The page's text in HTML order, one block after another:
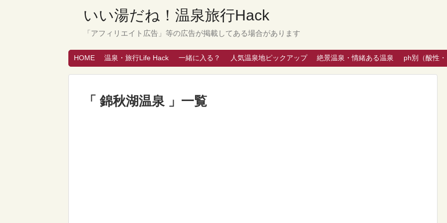
いい湯だね！温泉旅行Hack
「アフィリエイト広告」等の広告が掲載してある場合があります
HOME 温泉・旅行Life Hack 一緒に入る？ 人気温泉地ピックアップ 絶景温泉・情緒ある温泉 ph別（酸性
「 錦秋湖温泉 」一覧